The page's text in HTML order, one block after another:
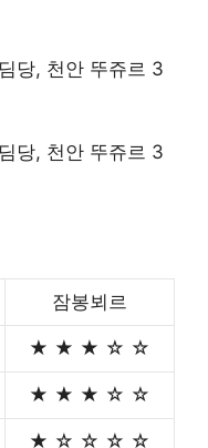
잠봉뵈르
★ ★ ★ ☆ ☆
★ ★ ★ ☆ ☆
★ ☆ ☆ ☆ ☆